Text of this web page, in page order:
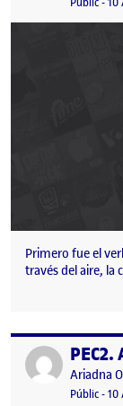
Primero fue el
través del aire, la
Publicat per
Publicat
Ariadna
Visibilitat:
Públic-10